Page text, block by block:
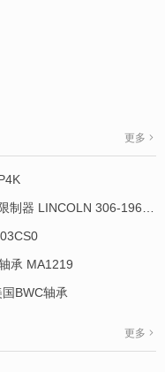
更多
承 MA1219
BWC轴承
更多